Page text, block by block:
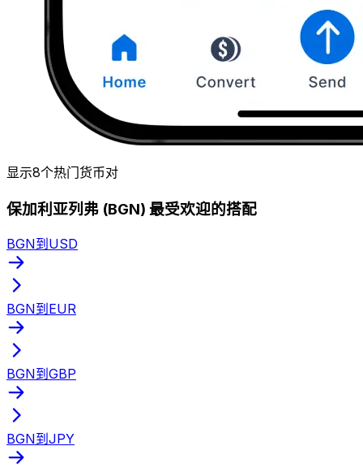
显示8个热门货币对
保加利亚列弗 (BGN) 最受欢迎的搭配
BGN到USD
BGN到EUR
BGN到GBP
BGN到JPY